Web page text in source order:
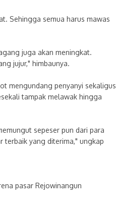
Sehingga semua harus mawas
juga akan meningkat.
jujur," himbaunya.
mengundang penyanyi sekaligus
tampak melawak hingga
sepeser pun dari para
terbaik yang diterima," ungkap
pasar Rejowinangun